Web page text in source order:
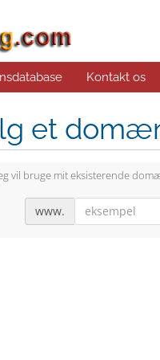
Kontakt os
et
vil bruge mit eksisterende
www.